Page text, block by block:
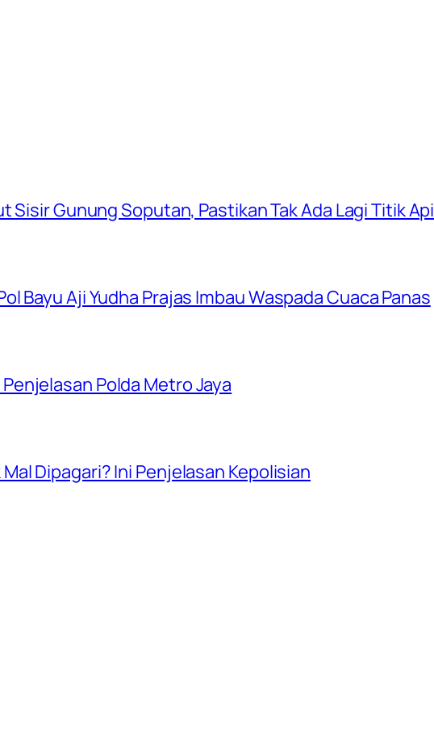
Gunung Soputan, Pastikan Tak Ada Lagi Titik Api
Bayu Aji Yudha Prajas Imbau Waspada Cuaca Panas
Polda Metro Jaya
Dipagari? Ini Penjelasan Kepolisian